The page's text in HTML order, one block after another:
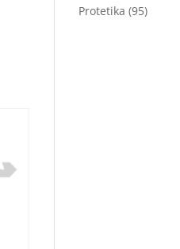
Protetika (95)